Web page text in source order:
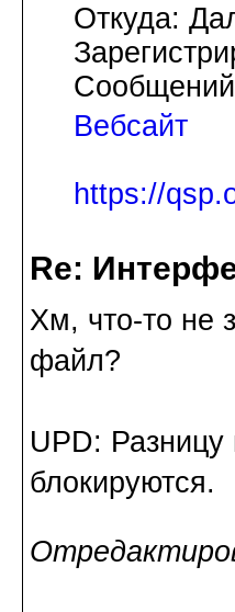
Откуда:
Вебсайт
https://
Re:
Хм, что-то не
файл?
UPD: Разницу
блокируются.